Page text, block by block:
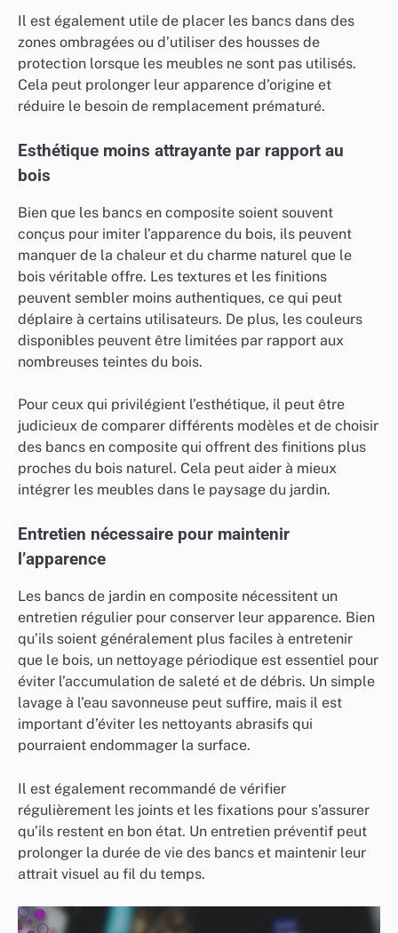
Il est également utile de placer les bancs dans des
zones ombragées ou d’utiliser des housses de
protection lorsque les meubles ne sont pas utilisés.
Cela peut prolonger leur apparence d’origine et
réduire le besoin de remplacement prématuré.
Esthétique moins attrayante par rapport au
bois
Bien que les bancs en composite soient souvent
conçus pour imiter l’apparence du bois, ils peuvent
manquer de la chaleur et du charme naturel que le
bois véritable offre. Les textures et les finitions
peuvent sembler moins authentiques, ce qui peut
déplaire à certains utilisateurs. De plus, les couleurs
disponibles peuvent être limitées par rapport aux
nombreuses teintes du bois.
Pour ceux qui privilégient l’esthétique, il peut être
judicieux de comparer différents modèles et de choisir
des bancs en composite qui offrent des finitions plus
proches du bois naturel. Cela peut aider à mieux
intégrer les meubles dans le paysage du jardin.
Entretien nécessaire pour maintenir
l’apparence
Les bancs de jardin en composite nécessitent un
entretien régulier pour conserver leur apparence. Bien
qu’ils soient généralement plus faciles à entretenir
que le bois, un nettoyage périodique est essentiel pour
éviter l’accumulation de saleté et de débris. Un simple
lavage à l’eau savonneuse peut suffire, mais il est
important d’éviter les nettoyants abrasifs qui
pourraient endommager la surface.
Il est également recommandé de vérifier
régulièrement les joints et les fixations pour s’assurer
qu’ils restent en bon état. Un entretien préventif peut
prolonger la durée de vie des bancs et maintenir leur
attrait visuel au fil du temps.